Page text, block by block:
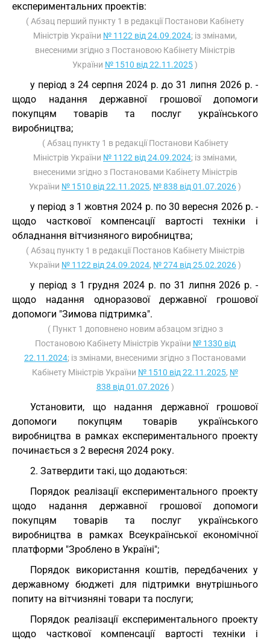
експериментальних проектів:
( Абзац перший пункту 1 в редакції Постанови Кабінету
Міністрів України № 1122 від 24.09.2024; із змінами,
внесеними згідно з Постановою Кабінету Міністрів
України № 1510 від 22.11.2025)
у період з 24 серпня 2024 р. до 31 липня 2026 р. -
щодо надання державної грошової допомоги
покупцям товарів та послуг українського
виробництва;
( Абзац пункту 1 в редакції Постанови Кабінету
Міністрів України № 1122 від 24.09.2024; із змінами,
внесеними згідно з Постановами Кабінету Міністрів
України № 1510 від 22.11.2025, № 838 від 01.07.2026)
у період з 1 жовтня 2024 р. по 30 вересня 2026 р. -
щодо часткової компенсації вартості техніки і
обладнання вітчизняного виробництва;
( Абзац пункту 1 в редакції Постанов Кабінету Міністрів
України № 1122 від 24.09.2024, № 274 від 25.02.2026)
у період з 1 грудня 2024 р. по 31 липня 2026 р. -
щодо надання одноразової державної грошової
допомоги "Зимова підтримка".
( Пункт 1 доповнено новим абзацом згідно з
Постановою Кабінету Міністрів України № 1330 від
22.11.2024; із змінами, внесеними згідно з Постановами
Кабінету Міністрів України № 1510 від 22.11.2025, №
838 від 01.07.2026)
Установити, що надання державної грошової
допомоги покупцям товарів українського
виробництва в рамках експериментального проекту
починається з 2 вересня 2024 року.
2. Затвердити такі, що додаються:
Порядок реалізації експериментального проекту
щодо надання державної грошової допомоги
покупцям товарів та послуг українського
виробництва в рамках Всеукраїнської економічної
платформи "Зроблено в Україні";
Порядок використання коштів, передбачених у
державному бюджеті для підтримки внутрішнього
попиту на вітчизняні товари та послуги;
Порядок реалізації експериментального проекту
щодо часткової компенсації вартості техніки і